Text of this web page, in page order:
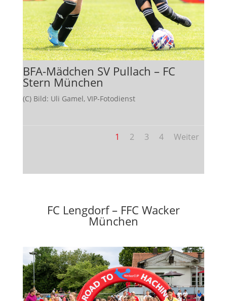
BFA-Mädchen SV Pullach – FC
Stern München
(C) Bild: Uli Gamel, VIP-Fotodienst
1 2 3 4 Weiter
FC Lengdorf – FFC Wacker
München